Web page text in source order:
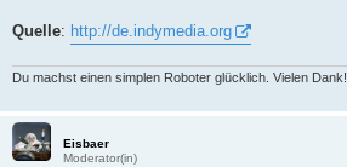
Quelle: http://de.indymedia.org
Du machst einen simplen Roboter glücklich. Vielen Dank!
Eisbaer
Moderator(in)